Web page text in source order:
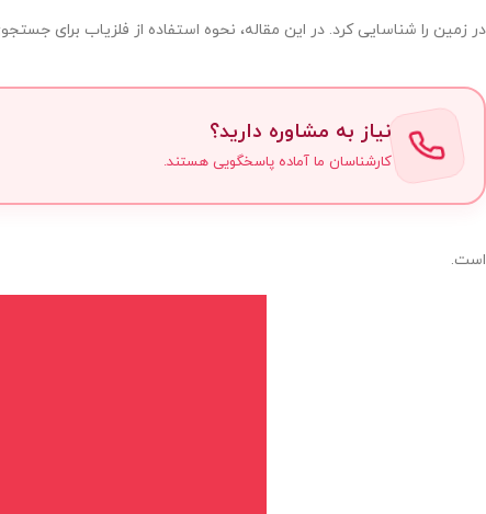
در زمین را شناسایی کرد. در این مقاله، نحوه استفاده از فلزیاب برای
نیاز به مشاوره دارید؟
کارشناسان ما آماده پاسخگویی هستند.
است.